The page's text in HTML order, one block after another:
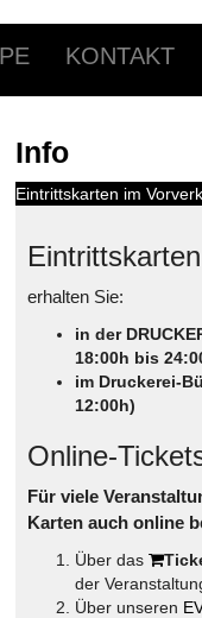
KONTAKT
Info
Eintrittskarten im
erhalten Sie:
in der
18:00h bis
im Druckerei-
12:00h)
Online-
Für viele
Karten auch online
Über das
der
Über unseren